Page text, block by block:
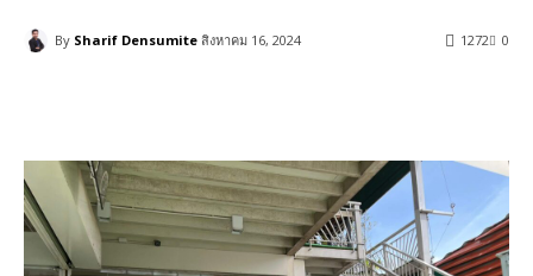
By Sharif Densumite สิงหาคม 16, 2024 0
1272